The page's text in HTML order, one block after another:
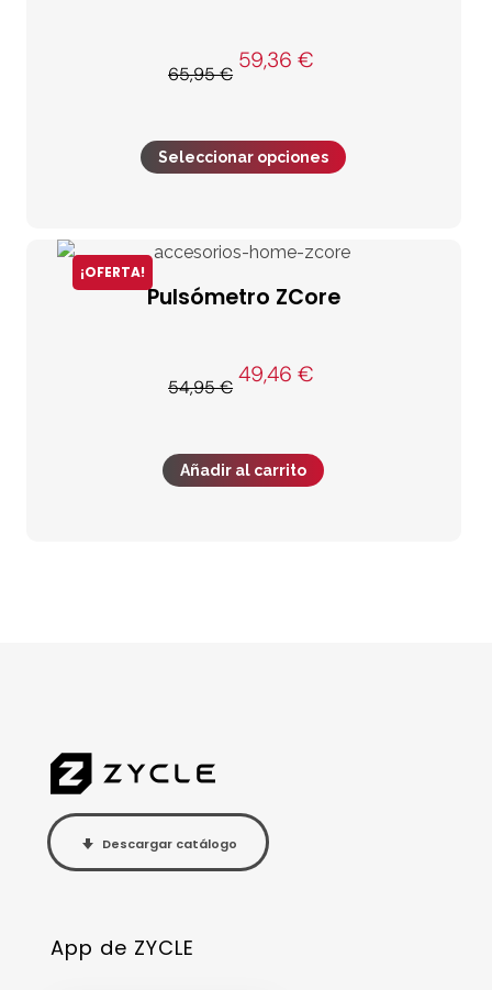
59,36 €
65,95€
Seleccionar opciones
¡OFERTA!
Pulsómetro ZCore
49,46 €
54,95€
Añadir al carrito
Descargar catálogo
App de ZYCLE